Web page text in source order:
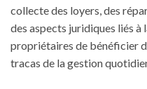
collecte des loyers, des
des aspects juridiques liés
propriétaires de bénéficier
tracas de la gestion